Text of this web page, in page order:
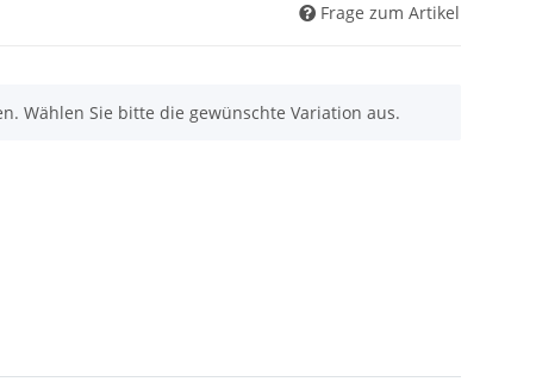
Frage zum Artikel
Wählen Sie bitte die gewünschte Variation aus.